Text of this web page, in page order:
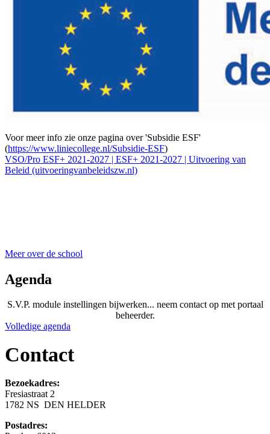
Voor meer info zie onze pagina over 'Subsidie ESF'
(https://www.liniecollege.nl/Subsidie-ESF)
VSO/Pro ESF+ 2021-2027 | ESF+ 2021-2027 | Uitvoering van
Beleid (uitvoeringvanbeleidszw.nl)
Meer over de school
Agenda
S.V.P. module instellingen bijwerken... neem contact op met portaal
beheerder.
Volledige agenda
Contact
Bezoekadres:
Fresiastraat 2
1782 NS DEN HELDER
Postadres: